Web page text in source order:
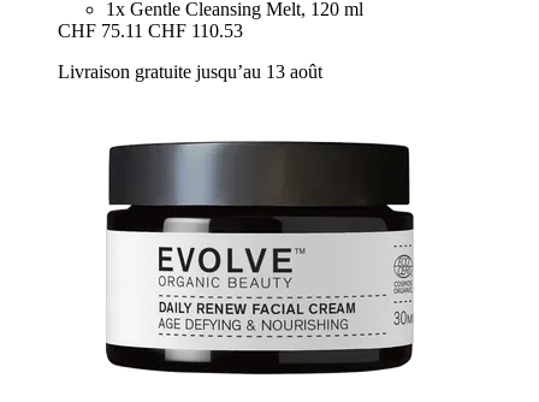
1x Gentle Cleansing Melt, 120 ml
CHF 75.11 CHF 110.53
Livraison gratuite jusqu’au 13 août